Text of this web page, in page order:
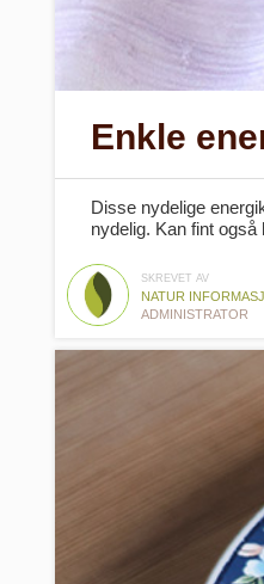
Enkle
Disse nydelige
nydelig. Kan fint
SKREVET AV
NATUR
ADMINISTRATOR